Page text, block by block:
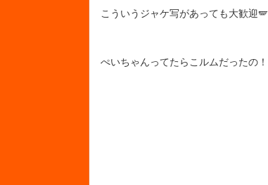
こういうジャケ写があっても大歓迎🪽
ぺいちゃんってたらこルムだったの！